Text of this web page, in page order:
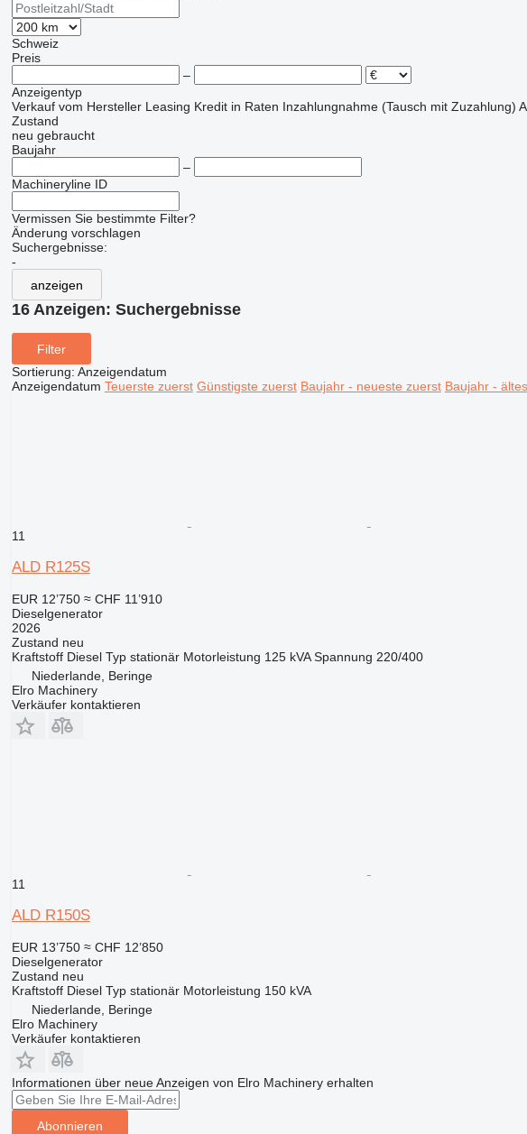
Schweiz
Preis
–
Anzeigentyp
Verkauf vom Hersteller Leasing Kredit in Raten Inzahlungnahme (Tausch mit Zuzahlung)
Zustand
neu gebraucht
Baujahr
–
Machineryline ID
Vermissen Sie bestimmte Filter?
Änderung vorschlagen
Suchergebnisse:
-
anzeigen
16 Anzeigen: Suchergebnisse
Filter
Sortierung: Anzeigendatum
Anzeigendatum Teuerste zuerst Günstigste zuerst Baujahr - neueste zuerst Baujahr -
11
ALD R125S
EUR 12’750 ≈ CHF 11’910
Dieselgenerator
2026
Zustand neu
Kraftstoff Diesel Typ stationär Motorleistung 125 kVA Spannung 220/400
Niederlande, Beringe
Elro Machinery
Verkäufer kontaktieren
11
ALD R150S
EUR 13’750 ≈ CHF 12’850
Dieselgenerator
Zustand neu
Kraftstoff Diesel Typ stationär Motorleistung 150 kVA
Niederlande, Beringe
Elro Machinery
Verkäufer kontaktieren
Informationen über neue Anzeigen von Elro Machinery erhalten
Abonnieren